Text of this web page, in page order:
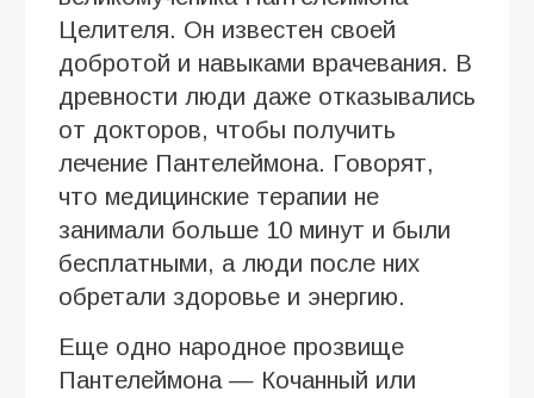
Целителя. Он известен своей
добротой и навыками врачевания. В
древности люди даже отказывались
от докторов, чтобы получить
лечение Пантелеймона. Говорят,
что медицинские терапии не
занимали больше 10 минут и были
бесплатными, а люди после них
обретали здоровье и энергию.
Еще одно народное прозвище
Пантелеймона — Кочанный или